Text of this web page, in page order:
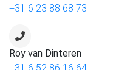
+31 6 23 88 68 73
Roy van Dinteren